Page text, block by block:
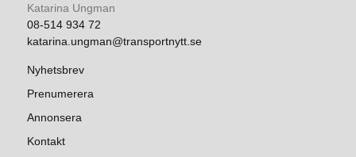
Katarina Ungman
08-514 934 72
katarina.ungman@transportnytt.se
Nyhetsbrev
Prenumerera
Annonsera
Kontakt